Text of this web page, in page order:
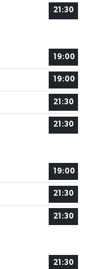
21:30
19:00
19:00
21:30
21:30
19:00
21:30
21:30
21:30